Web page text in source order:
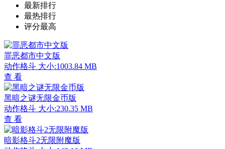
最新排行
最热排行
评分最高
罪恶都市中文版
动作格斗 大小:1003.84 MB
查 看
黑暗之谜无限金币版
动作格斗 大小:230.35 MB
查 看
暗影格斗2无限附魔版